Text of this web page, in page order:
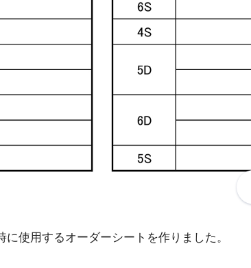
使用するオーダーシートを作りました。